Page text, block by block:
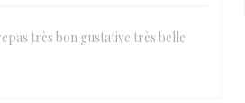
très bon gustative très belle